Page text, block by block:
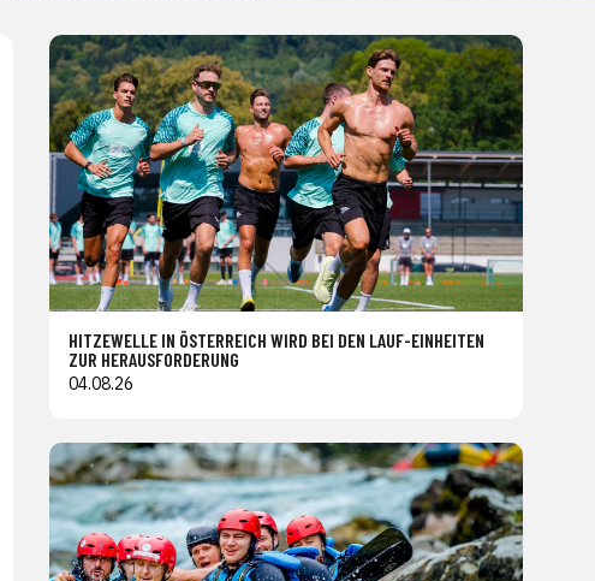
HITZEWELLE IN ÖSTERREICH WIRD BEI DEN LAUF-EINHEITEN
ZUR HERAUSFORDERUNG
04.08.26